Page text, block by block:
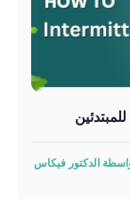
الدكتور فيكاس